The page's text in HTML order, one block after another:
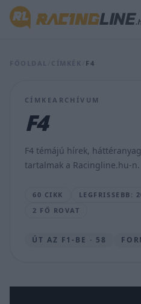
FŐOLDAL CÍMKÉK F4
CÍMKEARCHÍVUM
F4
F4 témájú hírek,
tartalmak a Racingline.hu-n.
60 CIKK
LEGFRISSEBB:
2 FŐ ROVAT
ÚT AZ F1-BE · 58
Visszatér
amelynek
Antonelli
az
utolsó
bajnoka
2026.